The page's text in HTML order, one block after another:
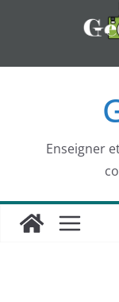
Enseigner